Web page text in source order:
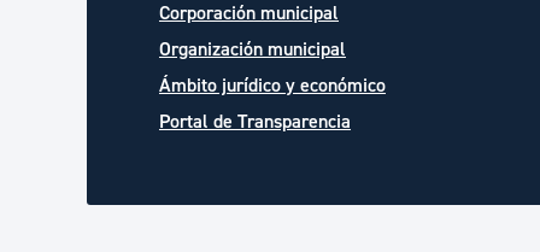
Corporación municipal
Organización municipal
Ámbito jurídico y económico
Portal de Transparencia